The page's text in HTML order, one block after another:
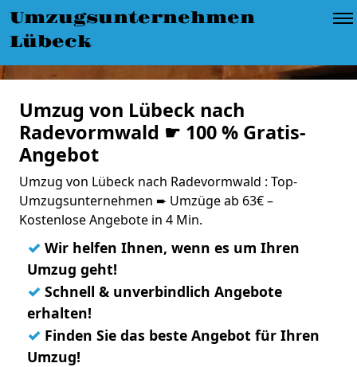
Umzugsunternehmen
Lübeck
Umzug von Lübeck nach
Radevormwald ☛ 100 % Gratis-
Angebot
Umzug von Lübeck nach Radevormwald : Top-
Umzugsunternehmen ➨ Umzüge ab 63€ –
Kostenlose Angebote in 4 Min.
✓ Wir helfen Ihnen, wenn es um Ihren
Umzug geht!
✓ Schnell & unverbindlich Angebote
erhalten!
✓ Finden Sie das beste Angebot für Ihren
Umzug!